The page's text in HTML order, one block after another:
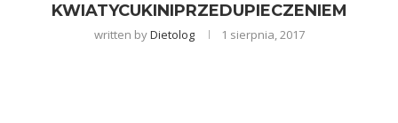
KWIATYCUKINIPRZEDUPIECZENIEM
written byDietolog 1 sierpnia, 2017